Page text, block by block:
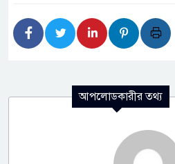
আপলোডকারীর তথ্য